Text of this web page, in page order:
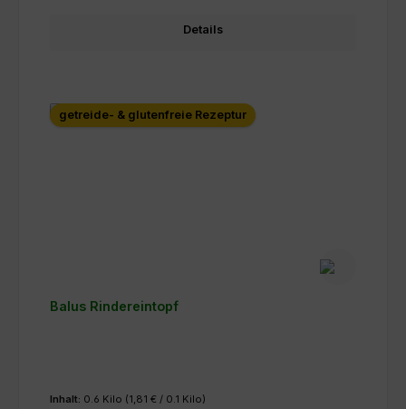
Details
getreide- & glutenfreie Rezeptur
Balus Rindereintopf
Inhalt: 0.6 Kilo (1,81 € / 0.1 Kilo)